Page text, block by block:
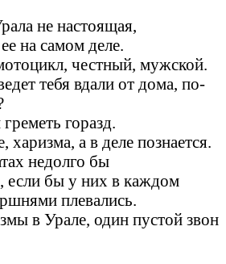
не настоящая,
на самом деле.
честный, мужской.
тебя вдали от дома, по-
горазд.
харизма, а в деле познается.
недолго бы
если бы у них в каждом
плевались.
в Урале, один пустой звон